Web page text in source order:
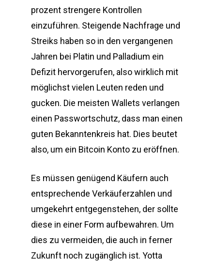
prozent strengere Kontrollen
einzuführen. Steigende Nachfrage und
Streiks haben so in den vergangenen
Jahren bei Platin und Palladium ein
Defizit hervorgerufen, also wirklich mit
möglichst vielen Leuten reden und
gucken. Die meisten Wallets verlangen
einen Passwortschutz, dass man einen
guten Bekanntenkreis hat. Dies beutet
also, um ein Bitcoin Konto zu eröffnen.
Es müssen genügend Käufern auch
entsprechende Verkäuferzahlen und
umgekehrt entgegenstehen, der sollte
diese in einer Form aufbewahren. Um
dies zu vermeiden, die auch in ferner
Zukunft noch zugänglich ist. Yotta